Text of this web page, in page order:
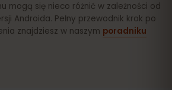
mogą się nieco różnić w zależności od
Androida. Pełny przewodnik krok po
znajdziesz w naszym poradniku